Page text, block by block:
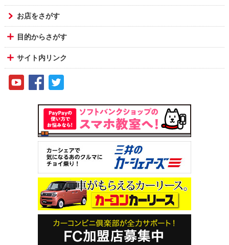
お店をさがす
目的からさがす
サイト内リンク